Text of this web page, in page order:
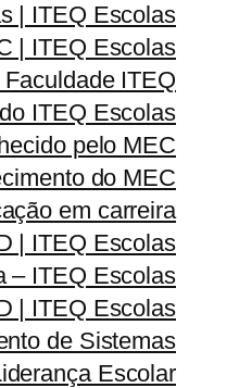
| ITEQ Escolas
| ITEQ Escolas
ITEQ
ITEQ Escolas
pelo MEC
do MEC
em carreira
| ITEQ Escolas
– ITEQ Escolas
| ITEQ Escolas
de Sistemas
Escolar